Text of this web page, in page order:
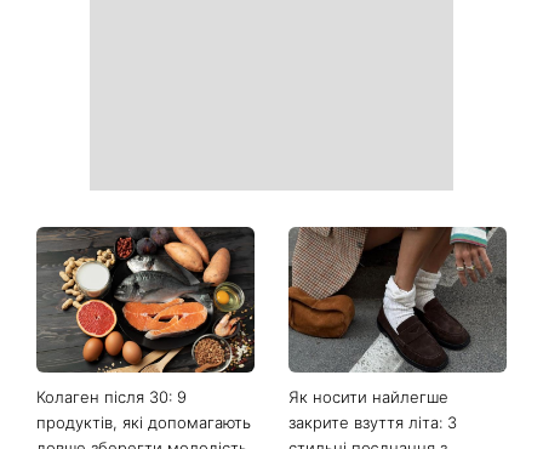
Більше не приховує кохану:
Володимир Дантес вперше
відкрито показався з новою
обраницею
Гороскоп на 8 серпня для
всіх знаків зодіаку: кому
повернеться удача, а кому
варто сказати «ні»